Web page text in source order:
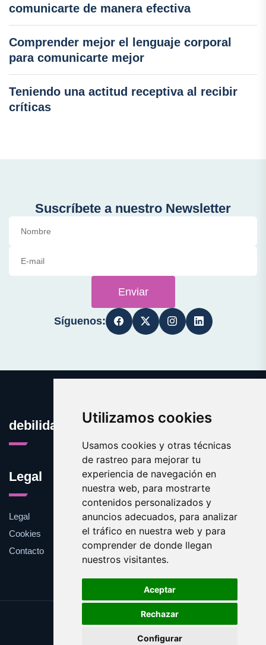
Utilizamos cookies
Usamos cookies y otras técnicas
de rastreo para mejorar tu
experiencia de navegación en
nuestra web, para mostrarte
contenidos personalizados y
anuncios adecuados, para analizar
el tráfico en nuestra web y para
comprender de donde llegan
nuestros visitantes.
Aceptar
Rechazar
Configurar
comunicarte de manera efectiva
Comprender mejor el lenguaje corporal
para comunicarte mejor
Teniendo una actitud receptiva al recibir
críticas
Suscríbete a nuestro Newsletter
Enviar
Síguenos:
debilidades.es
Legal
Legal
Cookies
Contacto
Update cookies preferences
Copyright © 2025 debilidades.es